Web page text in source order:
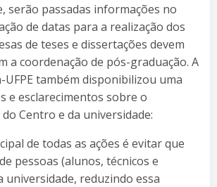
serão passadas informações no
de datas para a realização dos
de teses e dissertações devem
a coordenação de pós-graduação. A
também disponibilizou uma
e esclarecimentos sobre o
Centro e da universidade:
de todas as ações é evitar que
pessoas (alunos, técnicos e
universidade, reduzindo essa